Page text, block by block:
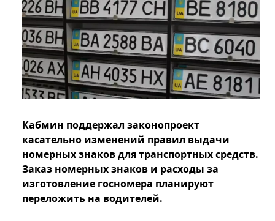
Кабмин поддержал законопроект
касательно изменений правил выдачи
номерных знаков для транспортных средств.
Заказ номерных знаков и расходы за
изготовление госномера планируют
переложить на водителей.